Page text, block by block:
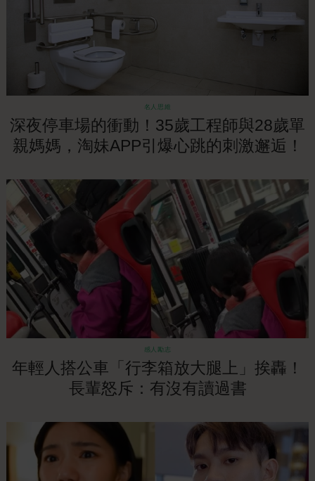
名人思維
深夜停車場的衝動！35歲工程師與28歲單
親媽媽，淘妹APP引爆心跳的刺激邂逅！
感人勵志
年輕人搭公車「行李箱放大腿上」挨轟！
長輩怒斥：有沒有讀過書